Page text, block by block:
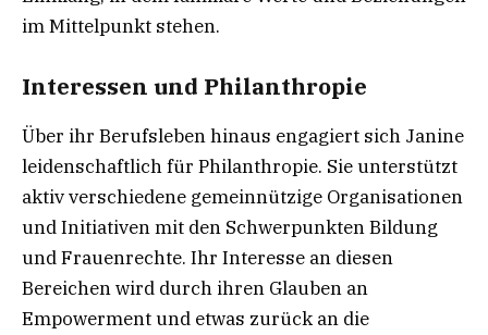
im Mittelpunkt stehen.
Interessen und Philanthropie
Über ihr Berufsleben hinaus engagiert sich Janine
leidenschaftlich für Philanthropie. Sie unterstützt
aktiv verschiedene gemeinnützige Organisationen
und Initiativen mit den Schwerpunkten Bildung
und Frauenrechte. Ihr Interesse an diesen
Bereichen wird durch ihren Glauben an
Empowerment und etwas zurück an die